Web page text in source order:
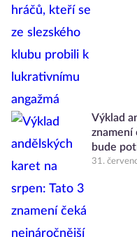
Výklad
znamení
bude
31.